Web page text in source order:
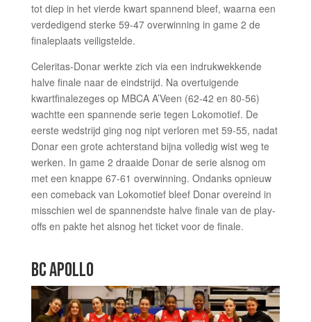
tot diep in het vierde kwart spannend bleef, waarna een
verdedigend sterke 59-47 overwinning in game 2 de
finaleplaats veiligstelde.
Celeritas-Donar werkte zich via een indrukwekkende
halve finale naar de eindstrijd. Na overtuigende
kwartfinalezeges op MBCA A’Veen (62-42 en 80-56)
wachtte een spannende serie tegen Lokomotief. De
eerste wedstrijd ging nog nipt verloren met 59-55, nadat
Donar een grote achterstand bijna volledig wist weg te
werken. In game 2 draaide Donar de serie alsnog om
met een knappe 67-61 overwinning. Ondanks opnieuw
een comeback van Lokomotief bleef Donar overeind in
misschien wel de spannendste halve finale van de play-
offs en pakte het alsnog het ticket voor de finale.
BC APOLLO